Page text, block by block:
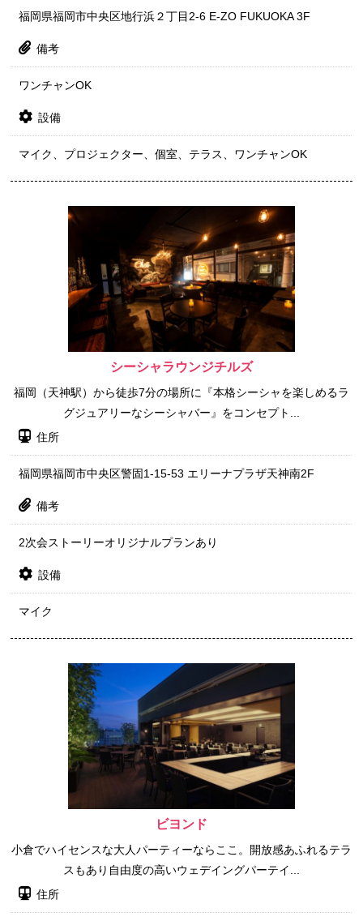
福岡県福岡市中央区地行浜２丁目2-6 E-ZO FUKUOKA 3F
備考
ワンチャンOK
設備
マイク、プロジェクター、個室、テラス、ワンチャンOK
シーシャラウンジチルズ
福岡（天神駅）から徒歩7分の場所に『本格シーシャを楽しめるラ
グジュアリーなシーシャバー』をコンセプト...
住所
福岡県福岡市中央区警固1-15-53 エリーナプラザ天神南2F
備考
2次会ストーリーオリジナルプランあり
設備
マイク
ビヨンド
小倉でハイセンスな大人パーティーならここ。開放感あふれるテラ
スもあり自由度の高いウェデイングパーテイ...
住所